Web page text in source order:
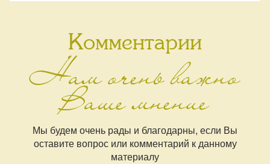
Комментарии
Нам очень важно
Ваше мнение
Мы будем очень рады и благодарны, если Вы
оставите вопрос или комментарий к данному
материалу